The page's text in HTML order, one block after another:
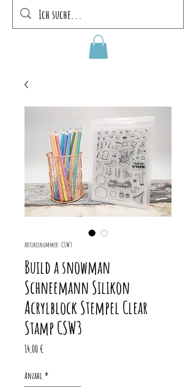
Artikelnummer: CSW3
Build a snowman
Schneemann Silikon
Acrylblock Stempel Clear
Stamp CSW3
14,00 €
Anzahl *